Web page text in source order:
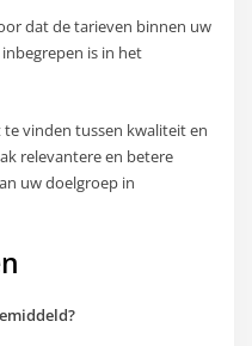
dat de tarieven binnen uw
is in het
vinden tussen kwaliteit en
relevantere en betere
uw doelgroep in